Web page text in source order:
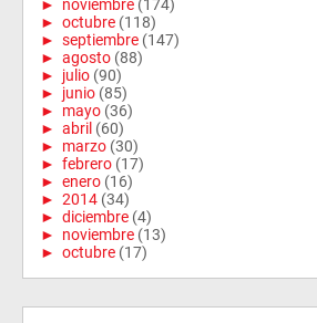
► noviembre (174)
► octubre (118)
► septiembre (147)
► agosto (88)
► julio (90)
► junio (85)
► mayo (36)
► abril (60)
► marzo (30)
► febrero (17)
► enero (16)
► 2014 (34)
► diciembre (4)
► noviembre (13)
► octubre (17)